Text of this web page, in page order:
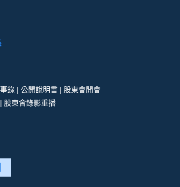
錄 | 公開說明書 | 股東會開會
股東會錄影重播